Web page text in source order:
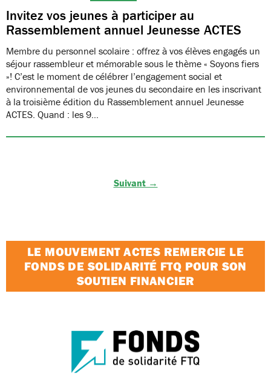
Invitez vos jeunes à participer au
Rassemblement annuel Jeunesse ACTES
Membre du personnel scolaire : offrez à vos élèves engagés un
séjour rassembleur et mémorable sous le thème « Soyons fiers
»! C’est le moment de célébrer l’engagement social et
environnemental de vos jeunes du secondaire en les inscrivant
à la troisième édition du Rassemblement annuel Jeunesse
ACTES. Quand : les 9…
Suivant →
LE MOUVEMENT ACTES REMERCIE LE
FONDS DE SOLIDARITÉ FTQ POUR SON
SOUTIEN FINANCIER